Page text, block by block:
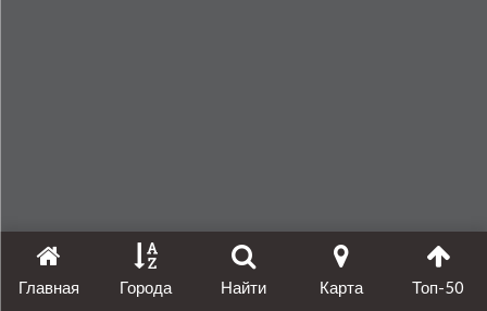
Главная Города Найти Карта Топ-50